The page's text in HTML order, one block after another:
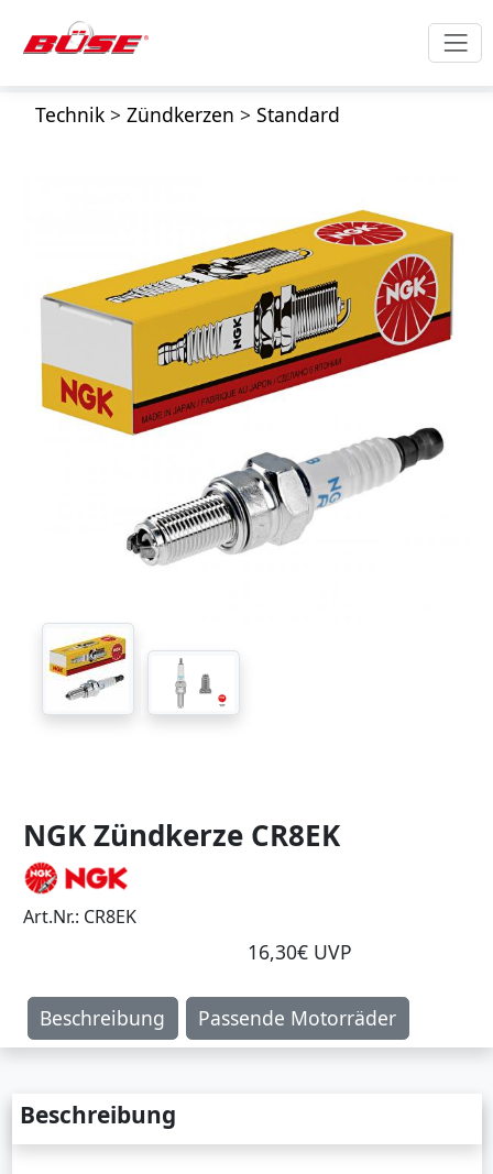
Technik> Zündkerzen > Standard
NGK Zündkerze CR8EK
Art.Nr.: CR8EK
16,30€ UVP
Beschreibung Passende Motorräder
Beschreibung